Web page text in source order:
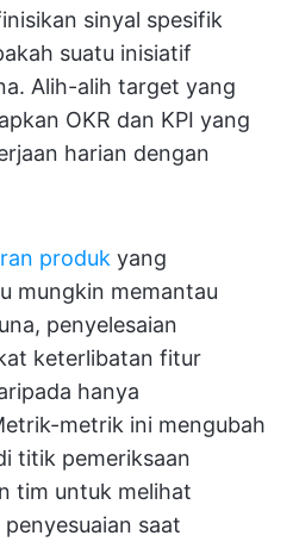
sinyal spesifik
suatu inisiatif
Alih-alih target yang
OKR dan KPI yang
harian dengan
produk yang
mungkin memantau
penyelesaian
keterlibatan fitur
hanya
metrik ini mengubah
titik pemeriksaan
tim untuk melihat
saat